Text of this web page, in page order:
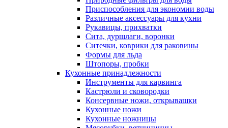
Приспособления для экономии воды
Различные аксессуары для кухни
Рукавицы, прихватки
Сита, дуршлаги, воронки
Ситечки, коврики для раковины
Формы для льда
Штопоры, пробки
Кухонные принадлежности
Инструменты для карвинга
Кастрюли и сковородки
Консервные ножи, открывашки
Кухонные ножи
Кухонные ножницы